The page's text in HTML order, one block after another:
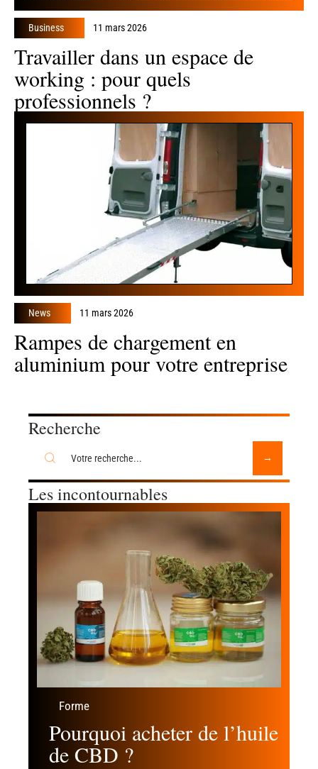
Business 11 mars 2026
Travailler dans un espace de
working : pour quels
professionnels ?
News 11 mars 2026
Rampes de chargement en
aluminium pour votre entreprise
Recherche
Les incontournables
Forme
Pourquoi acheter de l’huile
de CBD ?